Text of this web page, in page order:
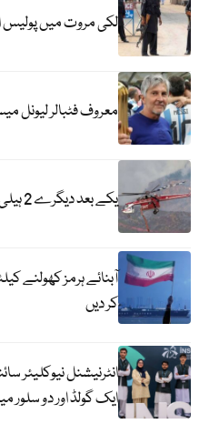
لکی مروت میں پولیس
معروف فٹبالر لیونل
یکے بعد دیگرے 2 ہیلی کاپٹر گر کر تباہ؛ متعدد ہلاکتیں
کر دیں
ایک گولڈ اور دو سلور